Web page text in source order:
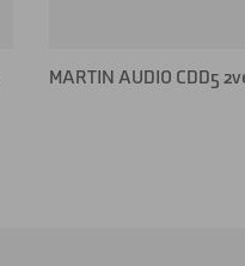
MARTIN AUDIO CDD5